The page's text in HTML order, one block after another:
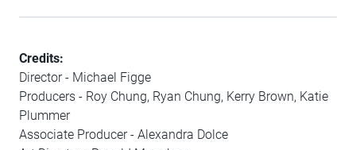
Credits:
Director - Michael Figge
Producers - Roy Chung, Ryan Chung, Kerry Brown, Katie
Plummer
Associate Producer - Alexandra Dolce